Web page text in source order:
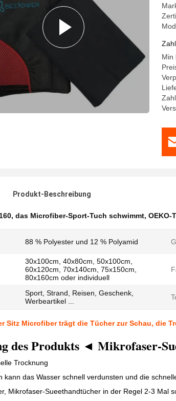
Min
Produkt-Beschreibung
, das Microfiber-Sport-Tuch schwimmt, OEKO-
88 % Polyester und 12 % Polyamid
30x100cm, 40x80cm, 50x100cm,
60x120cm, 70x140cm, 75x150cm,
80x160cm oder individuell
Sport, Strand, Reisen, Geschenk,
Werbeartikel ...
Sitz Microfiber trägt die Tücher zur Schau, die
des Produkts ◄ Mikrofaser-
Trocknung
kann das Wasser schnell verdunsten und die
Mikrofaser-Sueethandtücher in der Regel 2-3 Mal